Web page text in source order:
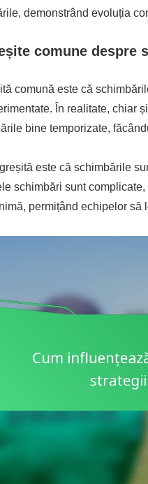
demonstrând evoluția
comune despre
comună este că
În realitate, chiar
bine temporizate,
este că schimbările
schimbări sunt
permițând echipelor